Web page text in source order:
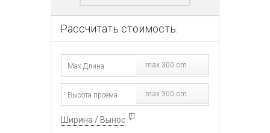
Рассчитать стоимость:
max 300 cm
max 300 cm
Ширина / Вынос